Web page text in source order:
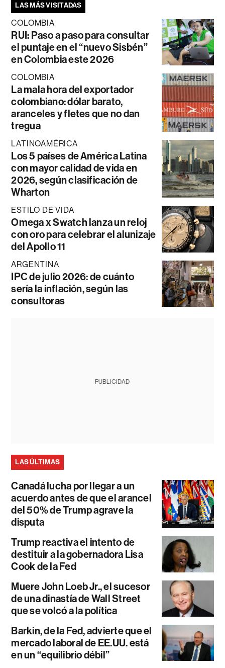
LAS MÁS VISITADAS
COLOMBIA
RUI: Paso a paso para consultar
el puntaje en el “nuevo Sisbén”
en Colombia este 2026
COLOMBIA
La mala hora del exportador
colombiano: dólar barato,
aranceles y fletes que no dan
tregua
LATINOAMÉRICA
Los 5 países de América Latina
con mayor calidad de vida en
2026, según clasificación de
Wharton
ESTILO DE VIDA
Omega x Swatch lanza un reloj
con oro para celebrar el alunizaje
del Apollo 11
ARGENTINA
IPC de julio 2026: de cuánto
sería la inflación, según las
consultoras
PUBLICIDAD
LAS ÚLTIMAS
Canadá lucha por llegar a un
acuerdo antes de que el arancel
del 50% de Trump agrave la
disputa
Trump reactiva el intento de
destituir a la gobernadora Lisa
Cook de la Fed
Muere John Loeb Jr., el sucesor
de una dinastía de Wall Street
que se volcó a la política
Barkin, de la Fed, advierte que el
mercado laboral de EE.UU. está
en un “equilibrio débil”